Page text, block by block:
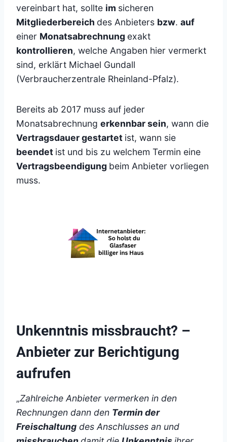
vereinbart hat, sollte im sicheren
Mitgliederbereich des Anbieters bzw. auf
einer Monatsabrechnung exakt
kontrollieren, welche Angaben hier vermerkt
sind, erklärt Michael Gundall
(Verbraucherzentrale Rheinland-Pfalz).
Bereits ab 2017 muss auf jeder
Monatsabrechnung erkennbar sein, wann die
Vertragsdauer gestartet ist, wann sie
beendet ist und bis zu welchem Termin eine
Vertragsbeendigung beim Anbieter vorliegen
muss.
Unkenntnis missbraucht? –
Anbieter zur Berichtigung
aufrufen
„Zahlreiche Anbieter vermerken in den
Rechnungen dann den Termin der
Freischaltung des Anschlusses an und